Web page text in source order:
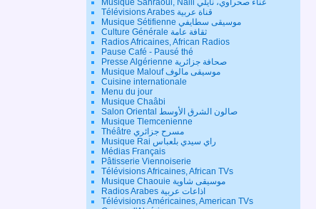
Musique Sahraoui, Naili غناء صحراوي، نايلي
Télévisions Arabes قناة عربية
Musique Sétifienne موسيقى سطايفي
Culture Générale ثقافة عامة
Radios Africaines, African Radios
Pause Café - Pausé thé
Presse Algérienne صحافة جزائرية
Musique Malouf موسيقى مالوف
Cuisine internationale
Menu du jour
Musique Chaâbi
Salon Oriental صالون الشرق الأوسط
Musique Tlemcenienne
Théâtre مسرح جزائري
Musique Rai راي سيدي بلعباس
Médias Français
Pâtisserie Viennoiserie
Télévisions Africaines, African TVs
Musique Chaouie موسيقى شاوية
Radios Arabes اذاعات عربية
Télévisions Américaines, American TVs